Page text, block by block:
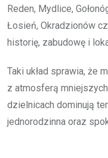
Reden, Mydlice,
Łosień, Okradzionów
historię, zabudowę i
Taki układ sprawia, że
z atmosferą
dzielnicach dominują
jednorodzinna oraz